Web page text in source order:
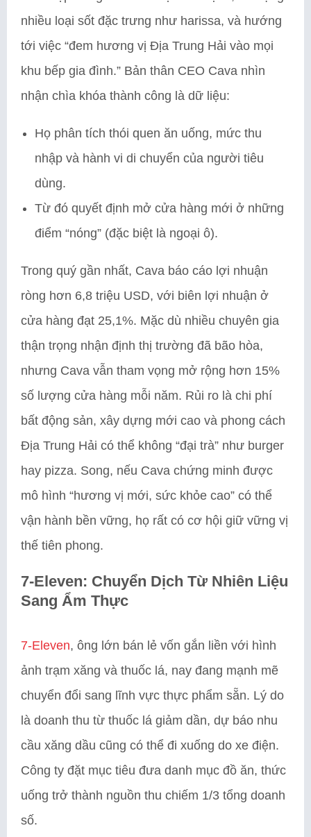
nhiều loại sốt đặc trưng như harissa, và hướng
tới việc “đem hương vị Địa Trung Hải vào mọi
khu bếp gia đình.” Bản thân CEO Cava nhìn
nhận chìa khóa thành công là dữ liệu:
Họ phân tích thói quen ăn uống, mức thu
nhập và hành vi di chuyển của người tiêu
dùng.
Từ đó quyết định mở cửa hàng mới ở những
điểm “nóng” (đặc biệt là ngoại ô).
Trong quý gần nhất, Cava báo cáo lợi nhuận
ròng hơn 6,8 triệu USD, với biên lợi nhuận ở
cửa hàng đạt 25,1%. Mặc dù nhiều chuyên gia
thận trọng nhận định thị trường đã bão hòa,
nhưng Cava vẫn tham vọng mở rộng hơn 15%
số lượng cửa hàng mỗi năm. Rủi ro là chi phí
bất động sản, xây dựng mới cao và phong cách
Địa Trung Hải có thể không “đại trà” như burger
hay pizza. Song, nếu Cava chứng minh được
mô hình “hương vị mới, sức khỏe cao” có thể
vận hành bền vững, họ rất có cơ hội giữ vững vị
thế tiên phong.
7-Eleven: Chuyển Dịch Từ Nhiên Liệu
Sang Ẩm Thực
7-Eleven, ông lớn bán lẻ vốn gắn liền với hình
ảnh trạm xăng và thuốc lá, nay đang mạnh mẽ
chuyển đổi sang lĩnh vực thực phẩm sẵn. Lý do
là doanh thu từ thuốc lá giảm dần, dự báo nhu
cầu xăng dầu cũng có thể đi xuống do xe điện.
Công ty đặt mục tiêu đưa danh mục đồ ăn, thức
uống trở thành nguồn thu chiếm 1/3 tổng doanh
số.